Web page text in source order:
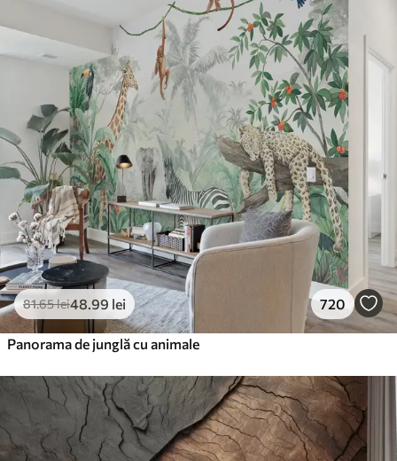
81.65lei48 .99 lei 720
Panorama de junglă cu animale